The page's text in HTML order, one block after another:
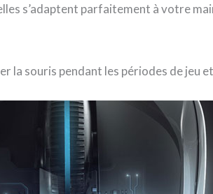
s’adaptent parfaitement à votre
la souris pendant les périodes de jeu